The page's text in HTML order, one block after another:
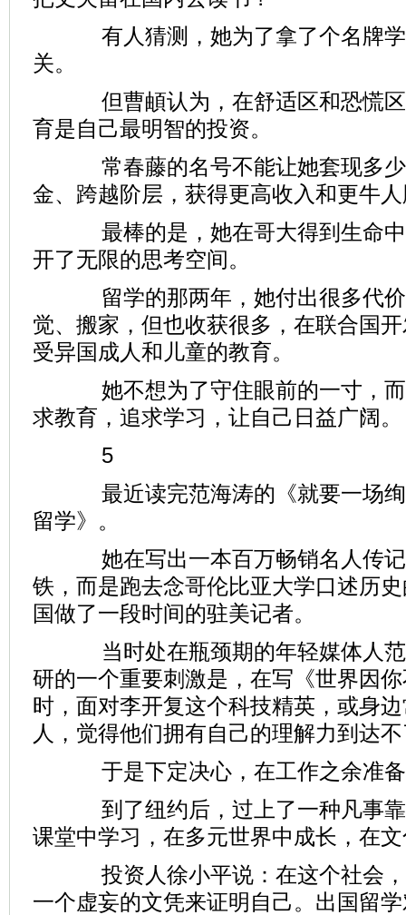
有人猜测，她为了拿了个名牌学
关。
但曹頔认为，在舒适区和恐慌区
育是自己最明智的投资。
常春藤的名号不能让她套现多少
金、跨越阶层，获得更高收入和更牛
最棒的是，她在哥大得到生命中
开了无限的思考空间。
留学的那两年，她付出很多代价
觉、搬家，但也收获很多，在联合国
受异国成人和儿童的教育。
她不想为了守住眼前的一寸，而
求教育，追求学习，让自己日益广阔。
5
最近读完范海涛的《就要一场
留学》。
她在写出一本百万畅销名人传记
铁，而是跑去念哥伦比亚大学口述历
国做了一段时间的驻美记者。
当时处在瓶颈期的年轻媒体人范
研的一个重要刺激是，在写《世界因
时，面对李开复这个科技精英，或身
人，觉得他们拥有自己的理解力到达
于是下定决心，在工作之余准备
到了纽约后，过上了一种凡事靠
课堂中学习，在多元世界中成长，在
投资人徐小平说：在这个社会，
一个虚妄的文凭来证明自己。出国留